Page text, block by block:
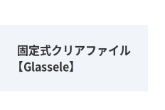
固定式クリアファイル
【Glassele】